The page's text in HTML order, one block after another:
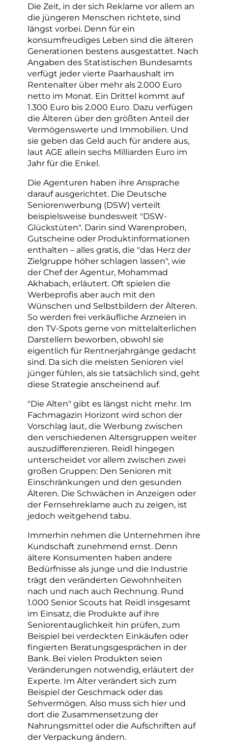
Die Zeit, in der sich Reklame vor allem an
die jüngeren Menschen richtete, sind
längst vorbei. Denn für ein
konsumfreudiges Leben sind die älteren
Generationen bestens ausgestattet. Nach
Angaben des Statistischen Bundesamts
verfügt jeder vierte Paarhaushalt im
Rentenalter über mehr als 2.000 Euro
netto im Monat. Ein Drittel kommt auf
1.300 Euro bis 2.000 Euro. Dazu verfügen
die Älteren über den größten Anteil der
Vermögenswerte und Immobilien. Und
sie geben das Geld auch für andere aus,
laut AGE allein sechs Milliarden Euro im
Jahr für die Enkel.
Die Agenturen haben ihre Ansprache
darauf ausgerichtet. Die Deutsche
Seniorenwerbung (DSW) verteilt
beispielsweise bundesweit "DSW-
Glückstüten". Darin sind Warenproben,
Gutscheine oder Produktinformationen
enthalten – alles gratis, die "das Herz der
Zielgruppe höher schlagen lassen", wie
der Chef der Agentur, Mohammad
Akhabach, erläutert. Oft spielen die
Werbeprofis aber auch mit den
Wünschen und Selbstbildern der Älteren.
So werden frei verkäufliche Arzneien in
den TV-Spots gerne von mittelalterlichen
Darstellern beworben, obwohl sie
eigentlich für Rentnerjahrgänge gedacht
sind. Da sich die meisten Senioren viel
jünger fühlen, als sie tatsächlich sind, geht
diese Strategie anscheinend auf.
"Die Alten" gibt es längst nicht mehr. Im
Fachmagazin Horizont wird schon der
Vorschlag laut, die Werbung zwischen
den verschiedenen Altersgruppen weiter
auszudifferenzieren. Reidl hingegen
unterscheidet vor allem zwischen zwei
großen Gruppen: Den Senioren mit
Einschränkungen und den gesunden
Älteren. Die Schwächen in Anzeigen oder
der Fernsehreklame auch zu zeigen, ist
jedoch weitgehend tabu.
Immerhin nehmen die Unternehmen ihre
Kundschaft zunehmend ernst. Denn
ältere Konsumenten haben andere
Bedürfnisse als junge und die Industrie
trägt den veränderten Gewohnheiten
nach und nach auch Rechnung. Rund
1.000 Senior Scouts hat Reidl insgesamt
im Einsatz, die Produkte auf ihre
Seniorentauglichkeit hin prüfen, zum
Beispiel bei verdeckten Einkäufen oder
fingierten Beratungsgesprächen in der
Bank. Bei vielen Produkten seien
Veränderungen notwendig, erläutert der
Experte. Im Alter verändert sich zum
Beispiel der Geschmack oder das
Sehvermögen. Also muss sich hier und
dort die Zusammensetzung der
Nahrungsmittel oder die Aufschriften auf
der Verpackung ändern.